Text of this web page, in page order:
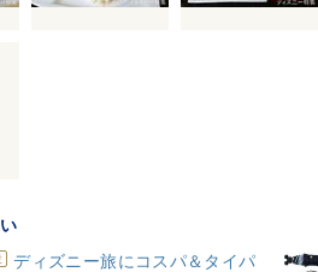
ディズニー旅にコスパ＆タイパ